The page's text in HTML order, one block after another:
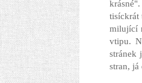
tisíckrát
milující
vtipu.
stránek
stran,